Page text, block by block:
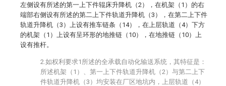
左侧设有所述的第一上下件辊床升降机（2），在机架（1）的右
端部右侧设有所述的第二上下件轨道升降机（3），在第二上下件
轨道升降机（3）上设有推车链条（14），在上层轨道（4）下方
的机架（1）上设有呈环形的地推链（10），在地推链（10）上
设有推杆。
2.如权利要求1所述的全承载自动化输送系统，其特征是：
所述机架（1）、第一上下件轨道升降机（2）与第二上下
件轨道升降机（3）均安装在厂区地坑内，上层轨道（4）